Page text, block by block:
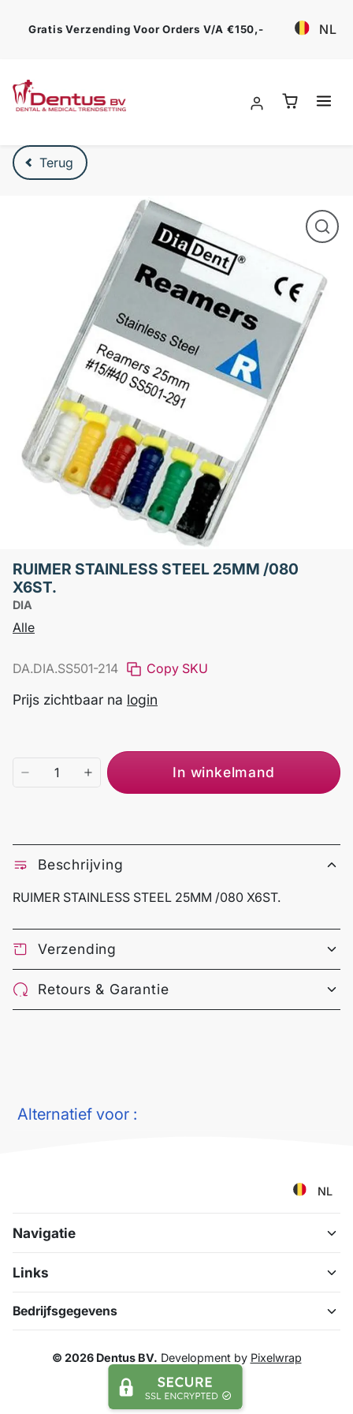
Gratis Verzending Voor Orders V/a €150,- NL
Verder naar product beschrijving
Terug
RUIMER STAINLESS STEEL 25MM /080
X6ST.
DIA
Alle
DA.DIA.SS501-214 Copy SKU
Prijs zichtbaar na login
In winkelmand
Beschrijving
RUIMER STAINLESS STEEL 25MM /080 X6ST.
Verzending
Retours & Garantie
Alternatief voor :
NL
Navigatie
Links
Bedrijfsgegevens
© 2026 Dentus BV. Development by Pixelwrap